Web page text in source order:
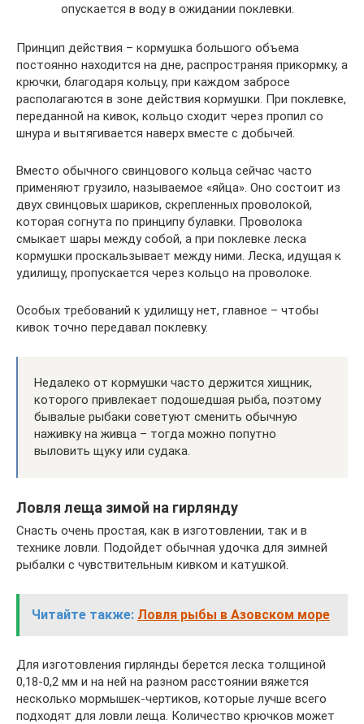
опускается в воду в ожидании поклевки.
Принцип действия – кормушка большого объема
постоянно находится на дне, распространяя прикормку, а
крючки, благодаря кольцу, при каждом забросе
располагаются в зоне действия кормушки. При поклевке,
переданной на кивок, кольцо сходит через пропил со
шнура и вытягивается наверх вместе с добычей.
Вместо обычного свинцового кольца сейчас часто
применяют грузило, называемое «яйца». Оно состоит из
двух свинцовых шариков, скрепленных проволокой,
которая согнута по принципу булавки. Проволока
смыкает шары между собой, а при поклевке леска
кормушки проскальзывает между ними. Леска, идущая к
удилищу, пропускается через кольцо на проволоке.
Особых требований к удилищу нет, главное – чтобы
кивок точно передавал поклевку.
Недалеко от кормушки часто держится хищник,
которого привлекает подошедшая рыба, поэтому
бывалые рыбаки советуют сменить обычную
наживку на живца – тогда можно попутно
выловить щуку или судака.
Ловля леща зимой на гирлянду
Снасть очень простая, как в изготовлении, так и в
технике ловли. Подойдет обычная удочка для зимней
рыбалки с чувствительным кивком и катушкой.
Читайте также: Ловля рыбы в Азовском море
Для изготовления гирлянды берется леска толщиной
0,18-0,2 мм и на ней на разном расстоянии вяжется
несколько мормышек-чертиков, которые лучше всего
подходят для ловли леща. Количество крючков может